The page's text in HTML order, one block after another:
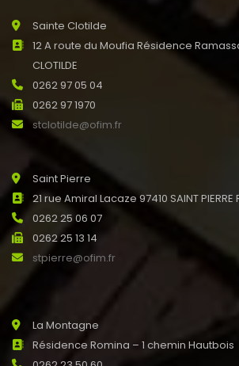
Sainte Clotilde
12 A route du Moufia Résidence
CLOTILDE
0262 97 05 04
0262 97 1970
stclotilde@ofim.fr
Saint Pierre
21 rue Amiral Lacaze 97410 SAINT PIERRE
0262 25 06 07
0262 25 13 14
stpierre@ofim.fr
La Montagne
Résidence Romina – 1 chemin Hautbois